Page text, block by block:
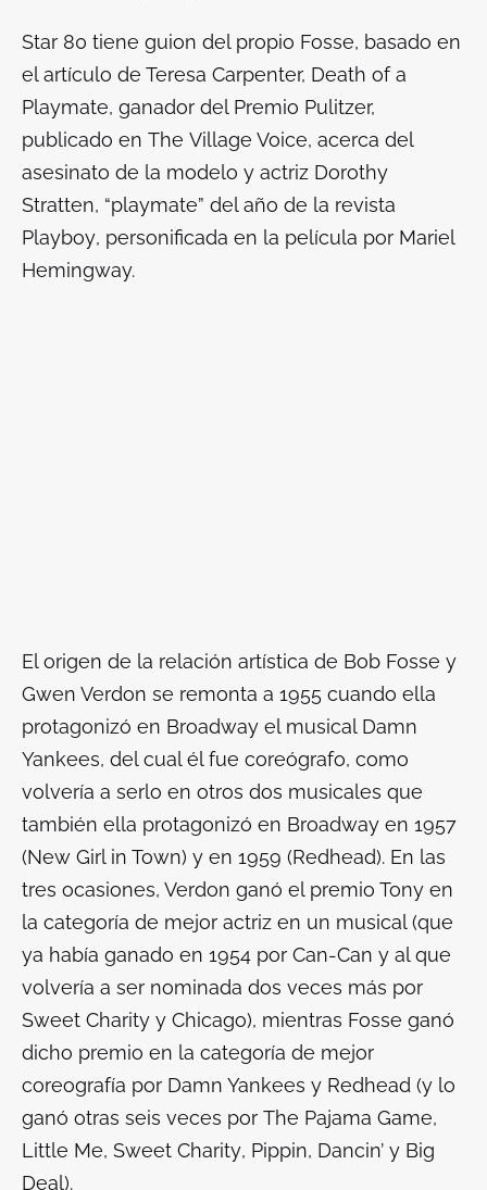
Star 80 tiene guion del propio Fosse, basado en
el artículo de Teresa Carpenter, Death of a
Playmate, ganador del Premio Pulitzer,
publicado en The Village Voice, acerca del
asesinato de la modelo y actriz Dorothy
Stratten, “playmate” del año de la revista
Playboy, personificada en la película por Mariel
Hemingway.
El origen de la relación artística de Bob Fosse y
Gwen Verdon se remonta a 1955 cuando ella
protagonizó en Broadway el musical Damn
Yankees, del cual él fue coreógrafo, como
volvería a serlo en otros dos musicales que
también ella protagonizó en Broadway en 1957
(New Girl in Town) y en 1959 (Redhead). En las
tres ocasiones, Verdon ganó el premio Tony en
la categoría de mejor actriz en un musical (que
ya había ganado en 1954 por Can-Can y al que
volvería a ser nominada dos veces más por
Sweet Charity y Chicago), mientras Fosse ganó
dicho premio en la categoría de mejor
coreografía por Damn Yankees y Redhead (y lo
ganó otras seis veces por The Pajama Game,
Little Me, Sweet Charity, Pippin, Dancin’ y Big
Deal).